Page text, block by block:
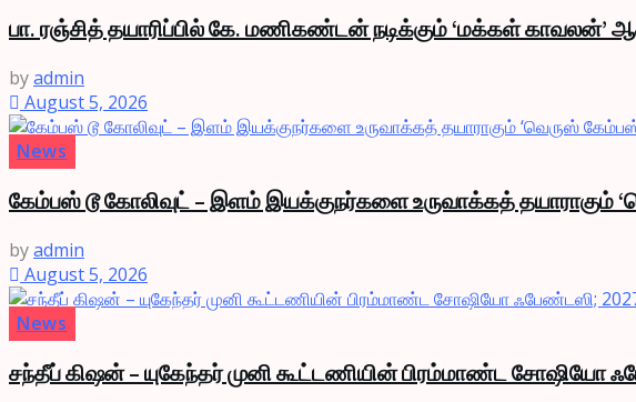
பா. ரஞ்சித் தயாரிப்பில் கே. மணிகண்டன் நடிக்கும் ‘மக்கள் காவலன்’
byadmin
August 5, 2026
News
கேம்பஸ் டூ கோலிவுட் – இளம் இயக்குநர்களை உருவாக்கத் தயாராகும்
byadmin
August 5, 2026
News
சந்தீப் கிஷன் – யுகேந்தர் முனி கூட்டணியின் பிரம்மாண்ட சோஷியோ